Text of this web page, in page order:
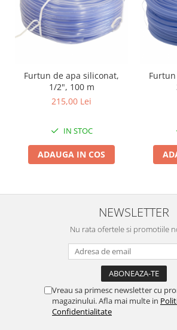
Zdrobitoare electrice & manuale
Zdrobitoare manuale
Masini de cusut si accesorii
Sere si solarii
Suflante si aspiratoare exterior
Unelte manuale de gradina -
Stropitori
Folie si plase pt plante
Accesorii aragaze & butelii
Pirostrii si accesorii pentru gatit
Furtun de apa siliconat,
1/2", 100 m
215,00 Lei
IN STOC
ADAUGA IN COS
NEWSLETTER
Nu rata ofertele si promotiile
Vreau sa primesc newsletter cu
magazinului. Afla mai multe in
Confidentialitate